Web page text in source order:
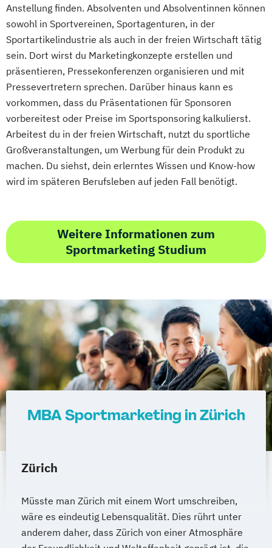
Anstellung finden. Absolventen und Absolventinnen können
sowohl in Sportvereinen, Sportagenturen, in der
Sportartikelindustrie als auch in der freien Wirtschaft tätig
sein. Dort wirst du Marketingkonzepte erstellen und
präsentieren, Pressekonferenzen organisieren und mit
Pressevertretern sprechen. Darüber hinaus kann es
vorkommen, dass du Präsentationen für Sponsoren
vorbereitest oder Preise im Sportsponsoring kalkulierst.
Arbeitest du in der freien Wirtschaft, nutzt du sportliche
Großveranstaltungen, um Werbung für dein Produkt zu
machen. Du siehst, dein erlerntes Wissen und Know-how
wird im späteren Berufsleben auf jeden Fall benötigt.
Weitere Informationen zum
Sportmarketing Studium
MBA Sportmarketing in Zürich
Zürich
Müsste man Zürich mit einem Wort umschreiben,
wäre es eindeutig Lebensqualität. Dies rührt unter
anderem daher, dass Zürich von einer Atmosphäre